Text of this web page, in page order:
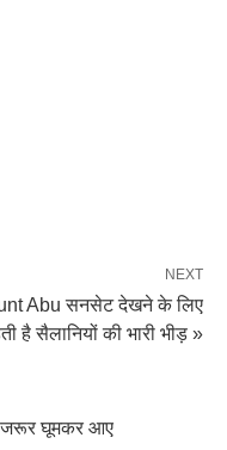
NEXT
Abu सनसेट देखने के लिए
है सैलानियों की भारी भीड़ »
जरूर घूमकर आए